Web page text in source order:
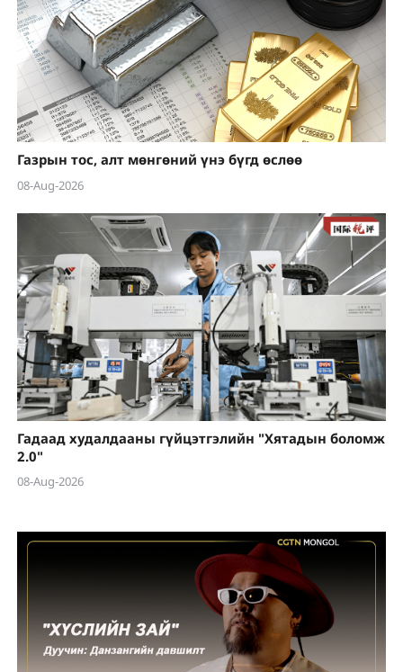
Газрын тос, алт мөнгөний үнэ бүгд өслөө
08-Aug-2026
Гадаад худалдааны гүйцэтгэлийн "Хятадын боломж
2.0"
08-Aug-2026